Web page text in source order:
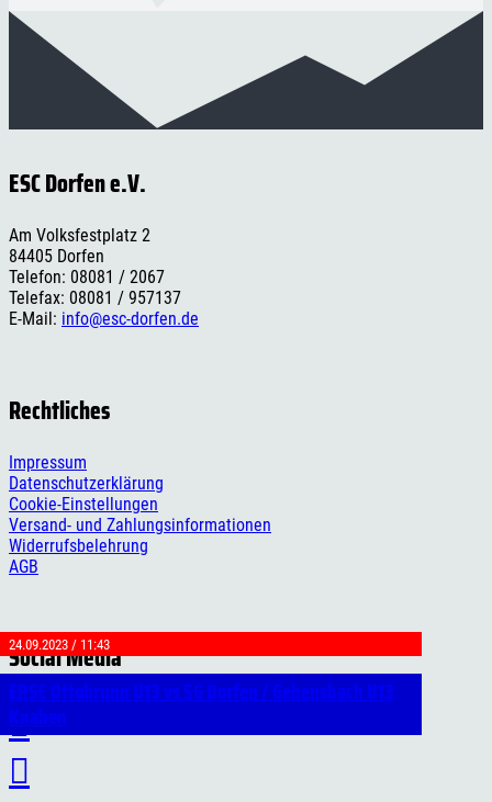
24.09.2023 / 11:44
ERSC Ottobrunn U13 vs SG Dorfen / Gebensbach U13
Knaben
24.09.2023 / 11:43
ERSC Ottobrunn U13 vs SG Dorfen / Gebensbach U13
Knaben
ESC Dorfen e.V.
Am Volksfestplatz 2
84405 Dorfen
Telefon: 08081 / 2067
Telefax: 08081 / 957137
E-Mail: info@esc-dorfen.de
Rechtliches
Impressum
Datenschutzerklärung
Cookie-Einstellungen
Versand- und Zahlungsinformationen
Widerrufsbelehrung
AGB
Social Media